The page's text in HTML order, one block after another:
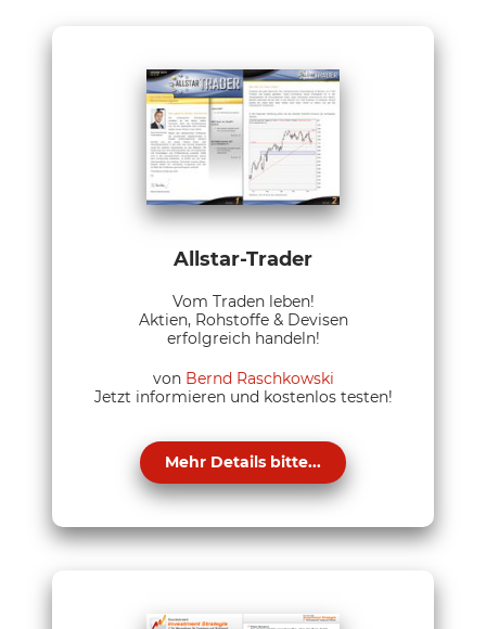
Allstar-Trader
Vom Traden leben!
Aktien, Rohstoffe & Devisen
erfolgreich handeln!
von Bernd Raschkowski
Jetzt informieren und kostenlos testen!
Mehr Details bitte...